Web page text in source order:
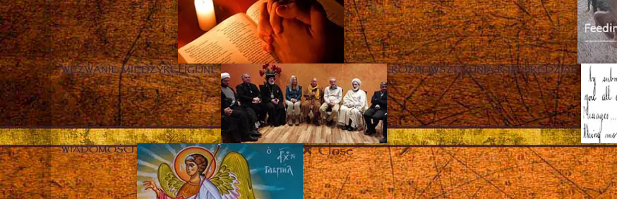
WEZWANIE MIĘDZYRELIGIJNE „ROZPOWSZECHNIAJCIE ORĘDZIA!”
WIADOMOŚCI Close